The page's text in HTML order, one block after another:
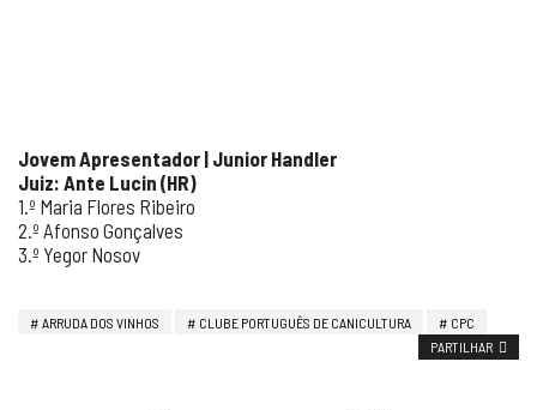
Jovem Apresentador | Junior Handler
Juiz: Ante Lucin (HR)
1.º Maria Flores Ribeiro
2.º Afonso Gonçalves
3.º Yegor Nosov
ARRUDA DOS VINHOS CLUBE PORTUGUÊS DE CANICULTURA
CPC
PARTILHAR